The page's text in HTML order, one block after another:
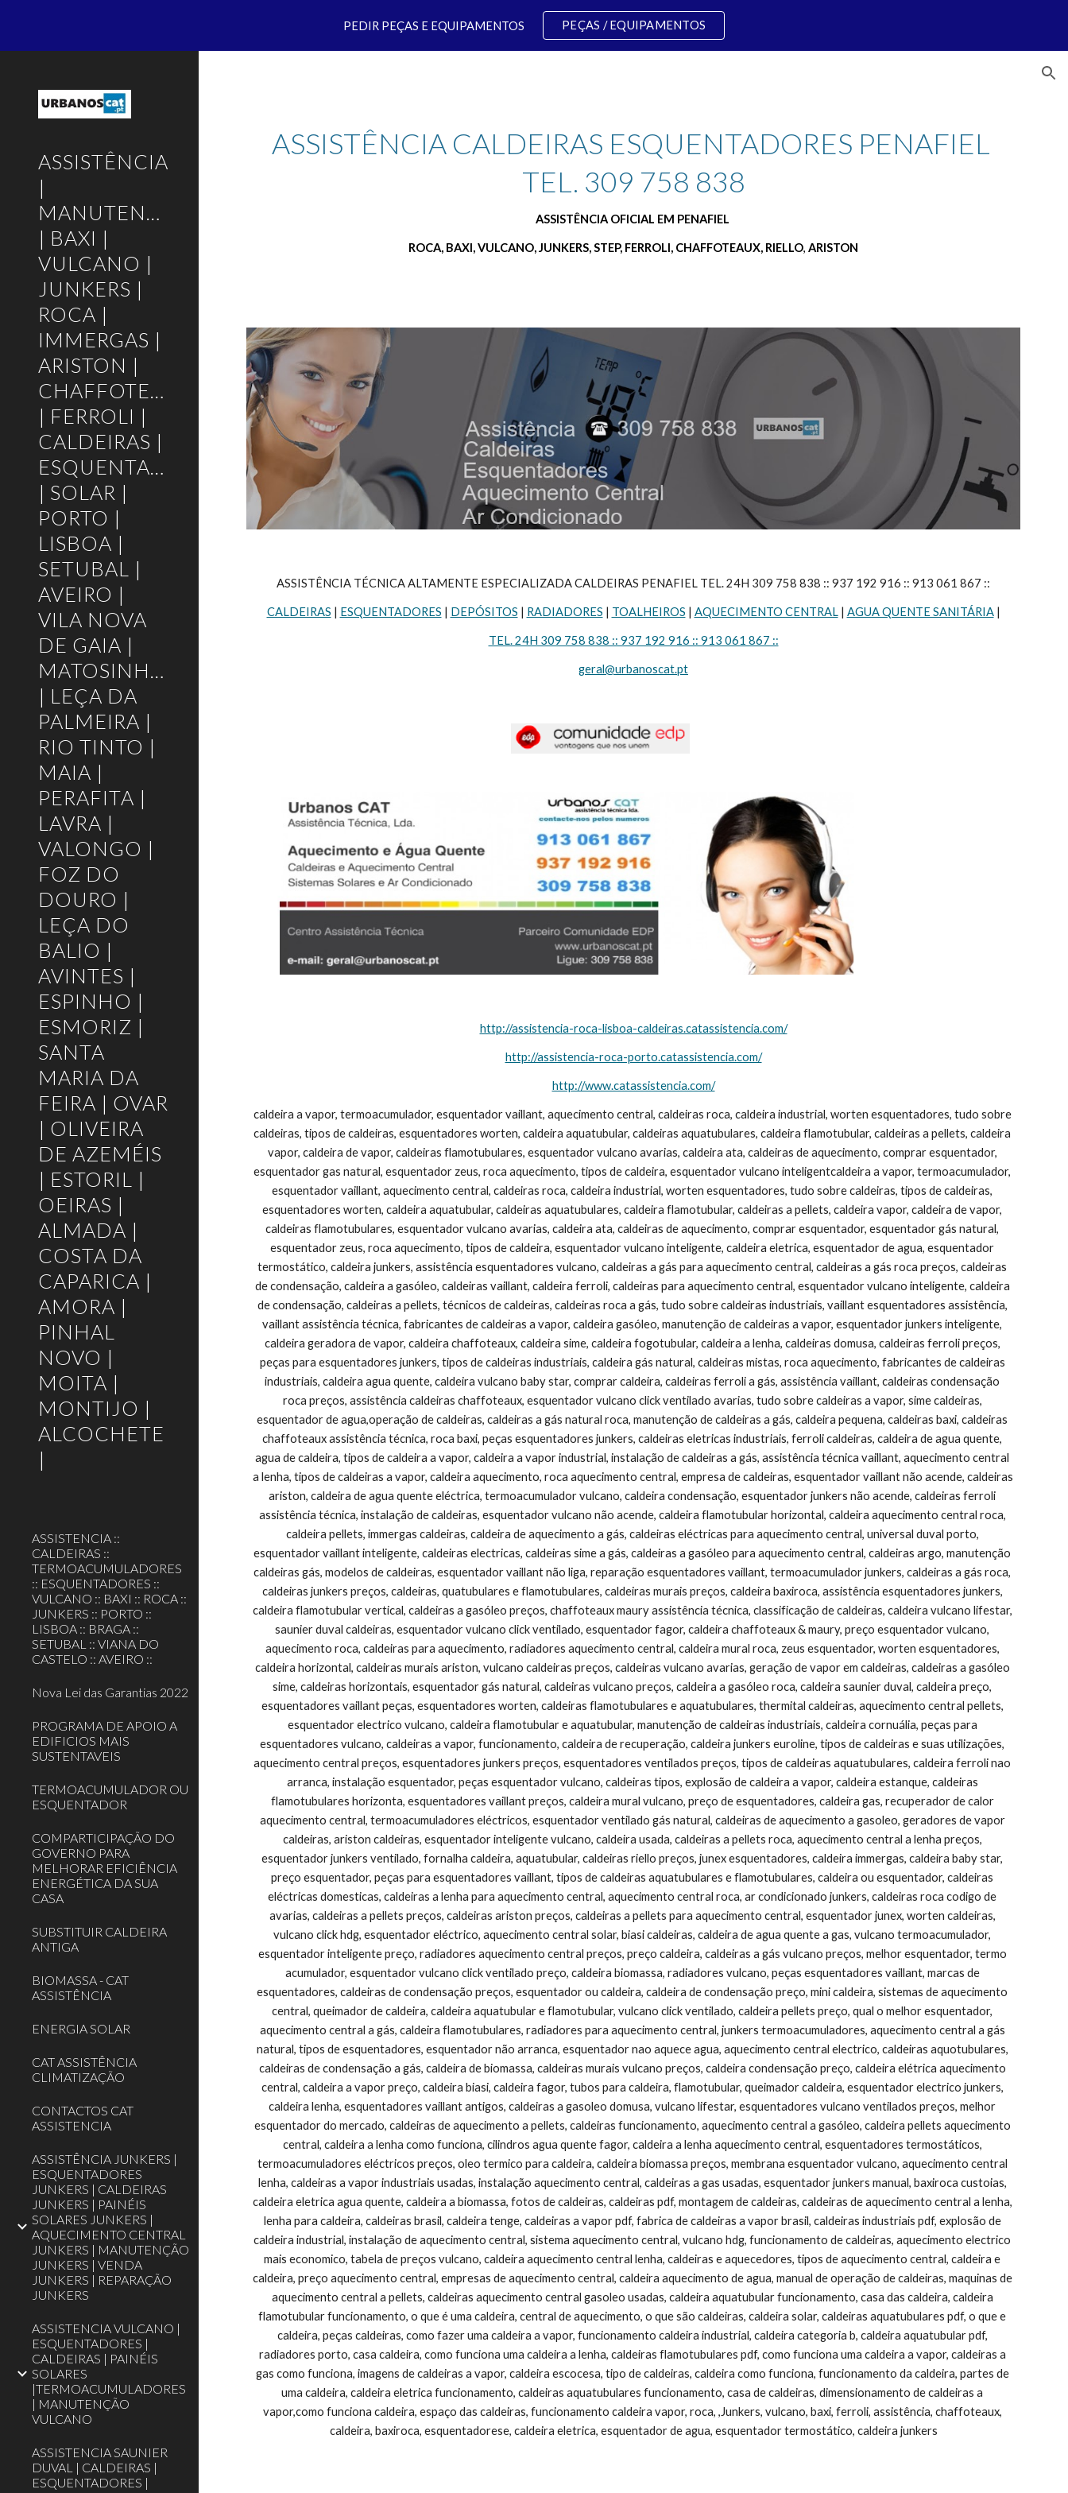
Skip to main content Skip to navigation
PEDIR PEÇAS E EQUIPAMENTOS PEÇAS / EQUIPAMENTOS
ASSISTÊNCIA
|
MANUTENÇÃO
| BAXI |
VULCANO |
JUNKERS |
ROCA |
IMMERGAS |
ARISTON |
CHAFFOTEAUX
| FERROLI |
CALDEIRAS |
ESQUENTADORES
| SOLAR |
PORTO |
LISBOA |
SETUBAL |
AVEIRO |
VILA NOVA
DE GAIA |
MATOSINHOS
| LEÇA DA
PALMEIRA |
RIO TINTO |
MAIA |
PERAFITA |
LAVRA |
VALONGO |
FOZ DO
DOURO |
LEÇA DO
BALIO |
AVINTES |
ESPINHO |
ESMORIZ |
SANTA
MARIA DA
FEIRA | OVAR
| OLIVEIRA
DE AZEMÉIS
| ESTORIL |
OEIRAS |
ALMADA |
COSTA DA
CAPARICA |
AMORA |
PINHAL
NOVO |
MOITA |
MONTIJO |
ALCOCHETE
|
ASSISTENCIA ::
CALDEIRAS ::
TERMOACUMULADORES
:: ESQUENTADORES ::
VULCANO :: BAXI :: ROCA ::
JUNKERS :: PORTO ::
LISBOA :: BRAGA ::
SETUBAL :: VIANA DO
CASTELO :: AVEIRO ::
Nova Lei das Garantias 2022
PROGRAMA DE APOIO A
EDIFICIOS MAIS
SUSTENTAVEIS
TERMOACUMULADOR OU
ESQUENTADOR
COMPARTICIPAÇÃO DO
GOVERNO PARA
MELHORAR EFICIÊNCIA
ENERGÉTICA DA SUA
CASA
SUBSTITUIR CALDEIRA
ANTIGA
BIOMASSA - CAT
ASSISTÊNCIA
ENERGIA SOLAR
CAT ASSISTÊNCIA
CLIMATIZAÇÃO
CONTACTOS CAT
ASSISTENCIA
ASSISTÊNCIA JUNKERS |
ESQUENTADORES
JUNKERS | CALDEIRAS
JUNKERS | PAINÉIS
SOLARES JUNKERS |
AQUECIMENTO CENTRAL
JUNKERS | MANUTENÇÃO
JUNKERS | VENDA
JUNKERS | REPARAÇÃO
JUNKERS
ASSISTENCIA VULCANO |
ESQUENTADORES |
CALDEIRAS | PAINÉIS
SOLARES
|TERMOACUMULADORES
| MANUTENÇÃO
VULCANO
ASSISTENCIA SAUNIER
DUVAL | CALDEIRAS |
ESQUENTADORES |
ASSISTÊNCIA CALDEIRAS ESQUENTADORES PENAFIEL
TEL. 309 758 838
ASSISTÊNCIA OFICIAL EM PENAFIEL
ROCA, BAXI, VULCANO, JUNKERS, STEP, FERROLI, CHAFFOTEAUX, RIELLO, ARISTON
ASSISTÊNCIA TÉCNICA ALTAMENTE ESPECIALIZADA CALDEIRAS PENAFIEL TEL. 24H 309 758 838 :: 937 192 916 :: 913 061 867 ::
CALDEIRAS | ESQUENTADORES | DEPÓSITOS | RADIADORES | TOALHEIROS | AQUECIMENTO CENTRAL | AGUA QUENTE SANITÁRIA |
TEL. 24H 309 758 838 :: 937 192 916 :: 913 061 867 ::
geral@urbanoscat.pt
http://assistencia-roca-lisboa-caldeiras.catassistencia.com/
http://assistencia-roca-porto.catassistencia.com/
http://www.catassistencia.com/
caldeira a vapor, termoacumulador, esquentador vaillant, aquecimento central, caldeiras roca, caldeira industrial, worten esquentadores, tudo sobre caldeiras, tipos de caldeiras, esquentadores worten, caldeira aquatubular, caldeiras aquatubulares, caldeira flamotubular, caldeiras a pellets, caldeira vapor, caldeira de vapor, caldeiras flamotubulares, esquentador vulcano avarias, caldeira ata, caldeiras de aquecimento, comprar esquentador, esquentador gas natural, esquentador zeus, roca aquecimento, tipos de caldeira, esquentador vulcano inteligentcaldeira a vapor, termoacumulador, esquentador vaillant, aquecimento central, caldeiras roca, caldeira industrial, worten esquentadores, tudo sobre caldeiras, tipos de caldeiras, esquentadores worten, caldeira aquatubular, caldeiras aquatubulares, caldeira flamotubular, caldeiras a pellets, caldeira vapor, caldeira de vapor, caldeiras flamotubulares, esquentador vulcano avarias, caldeira ata, caldeiras de aquecimento, comprar esquentador, esquentador gás natural, esquentador zeus, roca aquecimento, tipos de caldeira, esquentador vulcano inteligente, caldeira eletrica, esquentador de agua, esquentador termostático, caldeira junkers, assistência esquentadores vulcano, caldeiras a gás para aquecimento central, caldeiras a gás roca preços, caldeiras de condensação, caldeira a gasóleo, caldeiras vaillant, caldeira ferroli, caldeiras para aquecimento central, esquentador vulcano inteligente, caldeira de condensação, caldeiras a pellets, técnicos de caldeiras, caldeiras roca a gás, tudo sobre caldeiras industriais, vaillant esquentadores assistência, vaillant assistência técnica, fabricantes de caldeiras a vapor, caldeira gasóleo, manutenção de caldeiras a vapor, esquentador junkers inteligente, caldeira geradora de vapor, caldeira chaffoteaux, caldeira sime, caldeira fogotubular, caldeira a lenha, caldeiras domusa, caldeiras ferroli preços, peças para esquentadores junkers, tipos de caldeiras industriais, caldeira gás natural, caldeiras mistas, roca aquecimento, fabricantes de caldeiras industriais, caldeira agua quente, caldeira vulcano baby star, comprar caldeira, caldeiras ferroli a gás, assistência vaillant, caldeiras condensação roca preços, assistência caldeiras chaffoteaux, esquentador vulcano click ventilado avarias, tudo sobre caldeiras a vapor, sime caldeiras, esquentador de agua,operação de caldeiras, caldeiras a gás natural roca, manutenção de caldeiras a gás, caldeira pequena, caldeiras baxi, caldeiras chaffoteaux assistência técnica, roca baxi, peças esquentadores junkers, caldeiras eletricas industriais, ferroli caldeiras, caldeira de agua quente, agua de caldeira, tipos de caldeira a vapor, caldeira a vapor industrial, instalação de caldeiras a gás, assistência técnica vaillant, aquecimento central a lenha, tipos de caldeiras a vapor, caldeira aquecimento, roca aquecimento central, empresa de caldeiras, esquentador vaillant não acende, caldeiras ariston, caldeira de agua quente eléctrica, termoacumulador vulcano, caldeira condensação, esquentador junkers não acende, caldeiras ferroli assistência técnica, instalação de caldeiras, esquentador vulcano não acende, caldeira flamotubular horizontal, caldeira aquecimento central roca, caldeira pellets, immergas caldeiras, caldeira de aquecimento a gás, caldeiras eléctricas para aquecimento central, universal duval porto, esquentador vaillant inteligente, caldeiras electricas, caldeiras sime a gás, caldeiras a gasóleo para aquecimento central, caldeiras argo, manutenção caldeiras gás, modelos de caldeiras, esquentador vaillant não liga, reparação esquentadores vaillant, termoacumulador junkers, caldeiras a gás roca, caldeiras junkers preços, caldeiras, quatubulares e flamotubulares, caldeiras murais preços, caldeira baxiroca, assistência esquentadores junkers, caldeira flamotubular vertical, caldeiras a gasóleo preços, chaffoteaux maury assistência técnica, classificação de caldeiras, caldeira vulcano lifestar, saunier duval caldeiras, esquentador vulcano click ventilado, esquentador fagor, caldeira chaffoteaux & maury, preço esquentador vulcano, aquecimento roca, caldeiras para aquecimento, radiadores aquecimento central, caldeira mural roca, zeus esquentador, worten esquentadores, caldeira horizontal, caldeiras murais ariston, vulcano caldeiras preços, caldeiras vulcano avarias, geração de vapor em caldeiras, caldeiras a gasóleo sime, caldeiras horizontais, esquentador gás natural, caldeiras vulcano preços, caldeira a gasóleo roca, caldeira saunier duval, caldeira preço, esquentadores vaillant peças, esquentadores worten, caldeiras flamotubulares e aquatubulares, thermital caldeiras, aquecimento central pellets, esquentador electrico vulcano, caldeira flamotubular e aquatubular, manutenção de caldeiras industriais, caldeira cornuália, peças para esquentadores vulcano, caldeiras a vapor, funcionamento, caldeira de recuperação, caldeira junkers euroline, tipos de caldeiras e suas utilizações, aquecimento central preços, esquentadores junkers preços, esquentadores ventilados preços, tipos de caldeiras aquatubulares, caldeira ferroli nao arranca, instalação esquentador, peças esquentador vulcano, caldeiras tipos, explosão de caldeira a vapor, caldeira estanque, caldeiras flamotubulares horizonta, esquentadores vaillant preços, caldeira mural vulcano, preço de esquentadores, caldeira gas, recuperador de calor aquecimento central, termoacumuladores eléctricos, esquentador ventilado gás natural, caldeiras de aquecimento a gasoleo, geradores de vapor caldeiras, ariston caldeiras, esquentador inteligente vulcano, caldeira usada, caldeiras a pellets roca, aquecimento central a lenha preços, esquentador junkers ventilado, fornalha caldeira, aquatubular, caldeiras riello preços, junex esquentadores, caldeira immergas, caldeira baby star, preço esquentador, peças para esquentadores vaillant, tipos de caldeiras aquatubulares e flamotubulares, caldeira ou esquentador, caldeiras eléctricas domesticas, caldeiras a lenha para aquecimento central, aquecimento central roca, ar condicionado junkers, caldeiras roca codigo de avarias, caldeiras a pellets preços, caldeiras ariston preços, caldeiras a pellets para aquecimento central, esquentador junex, worten caldeiras, vulcano click hdg, esquentador eléctrico, aquecimento central solar, biasi caldeiras, caldeira de agua quente a gas, vulcano termoacumulador, esquentador inteligente preço, radiadores aquecimento central preços, preço caldeira, caldeiras a gás vulcano preços, melhor esquentador, termo acumulador, esquentador vulcano click ventilado preço, caldeira biomassa, radiadores vulcano, peças esquentadores vaillant, marcas de esquentadores, caldeiras de condensação preços, esquentador ou caldeira, caldeira de condensação preço, mini caldeira, sistemas de aquecimento central, queimador de caldeira, caldeira aquatubular e flamotubular, vulcano click ventilado, caldeira pellets preço, qual o melhor esquentador, aquecimento central a gás, caldeira flamotubulares, radiadores para aquecimento central, junkers termoacumuladores, aquecimento central a gás natural, tipos de esquentadores, esquentador não arranca, esquentador nao aquece agua, aquecimento central electrico, caldeiras aquotubulares, caldeiras de condensação a gás, caldeira de biomassa, caldeiras murais vulcano preços, caldeira condensação preço, caldeira elétrica aquecimento central, caldeira a vapor preço, caldeira biasi, caldeira fagor, tubos para caldeira, flamotubular, queimador caldeira, esquentador electrico junkers, caldeira lenha, esquentadores vaillant antigos, caldeiras a gasoleo domusa, vulcano lifestar, esquentadores vulcano ventilados preços, melhor esquentador do mercado, caldeiras de aquecimento a pellets, caldeiras funcionamento, aquecimento central a gasóleo, caldeira pellets aquecimento central, caldeira a lenha como funciona, cilindros agua quente fagor, caldeira a lenha aquecimento central, esquentadores termostáticos, termoacumuladores eléctricos preços, oleo termico para caldeira, caldeira biomassa preços, membrana esquentador vulcano, aquecimento central lenha, caldeiras a vapor industriais usadas, instalação aquecimento central, caldeiras a gas usadas, esquentador junkers manual, baxiroca custoias, caldeira eletrica agua quente, caldeira a biomassa, fotos de caldeiras, caldeiras pdf, montagem de caldeiras, caldeiras de aquecimento central a lenha, lenha para caldeira, caldeiras brasil, caldeira tenge, caldeiras a vapor pdf, fabrica de caldeiras a vapor brasil, caldeiras industriais pdf, explosão de caldeira industrial, instalação de aquecimento central, sistema aquecimento central, vulcano hdg, funcionamento de caldeiras, aquecimento electrico mais economico, tabela de preços vulcano, caldeira aquecimento central lenha, caldeiras e aquecedores, tipos de aquecimento central, caldeira e caldeira, preço aquecimento central, empresas de aquecimento central, caldeira aquecimento de agua, manual de operação de caldeiras, maquinas de aquecimento central a pellets, caldeiras aquecimento central gasoleo usadas, caldeira aquatubular funcionamento, casa das caldeira, caldeira flamotubular funcionamento, o que é uma caldeira, central de aquecimento, o que são caldeiras, caldeira solar, caldeiras aquatubulares pdf, o que e caldeira, peças caldeiras, como fazer uma caldeira a vapor, funcionamento caldeira industrial, caldeira categoria b, caldeira aquatubular pdf, radiadores porto, casa caldeira, como funciona uma caldeira a lenha, caldeiras flamotubulares pdf, como funciona uma caldeira a vapor, caldeiras a gas como funciona, imagens de caldeiras a vapor, caldeira escocesa, tipo de caldeiras, caldeira como funciona, funcionamento da caldeira, partes de uma caldeira, caldeira eletrica funcionamento, caldeiras aquatubulares funcionamento, casa de caldeiras, dimensionamento de caldeiras a vapor,como funciona caldeira, espaço das caldeiras, funcionamento caldeira vapor, roca, ,Junkers, vulcano, baxi, ferroli, assistênc